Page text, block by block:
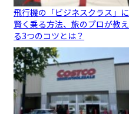
飛行機の「ビジネスクラス」に
賢く乗る方法、旅のプロが教え
る3つのコツとは？